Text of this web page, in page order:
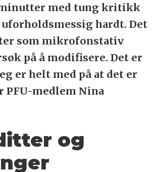
med tung kritikk
hardt. Det
som mikrofonstativ
på å modifisere. Det er
er helt med på at det er
PFU-medlem Nina
og